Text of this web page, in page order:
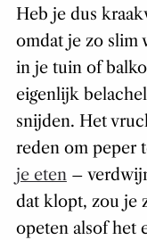
Heb je dus
omdat je zo slim
in je tuin of
eigenlijk
snijden. Het
reden om peper
je eten–
dat klopt, zou je
opeten alsof het